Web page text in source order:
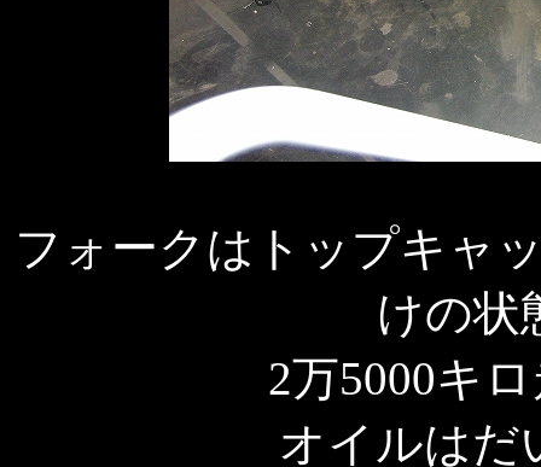
フォークはトップキャ
けの状
2万5000キ
オイルはだ